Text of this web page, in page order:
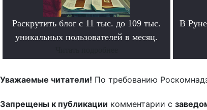
Раскрутить блог с 11 тыс. до 109 тыс.
уникальных пользователей в месяц.
В
Уважаемые читатели! По требованию
Запрещены к публикации комментарии с